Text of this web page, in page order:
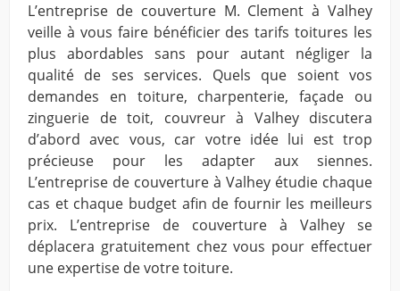
L’entreprise de couverture M. Clement à Valhey
veille à vous faire bénéficier des tarifs toitures les
plus abordables sans pour autant négliger la
qualité de ses services. Quels que soient vos
demandes en toiture, charpenterie, façade ou
zinguerie de toit, couvreur à Valhey discutera
d’abord avec vous, car votre idée lui est trop
précieuse pour les adapter aux siennes.
L’entreprise de couverture à Valhey étudie chaque
cas et chaque budget afin de fournir les meilleurs
prix. L’entreprise de couverture à Valhey se
déplacera gratuitement chez vous pour effectuer
une expertise de votre toiture.